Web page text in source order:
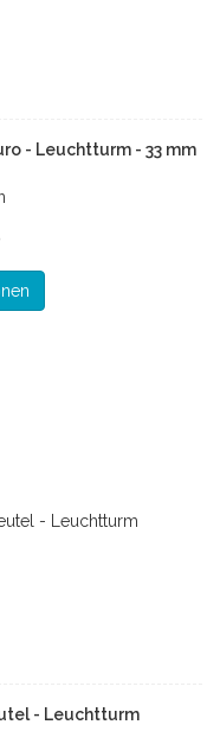
- Leuchtturm - 33 mm
- Leuchtturm